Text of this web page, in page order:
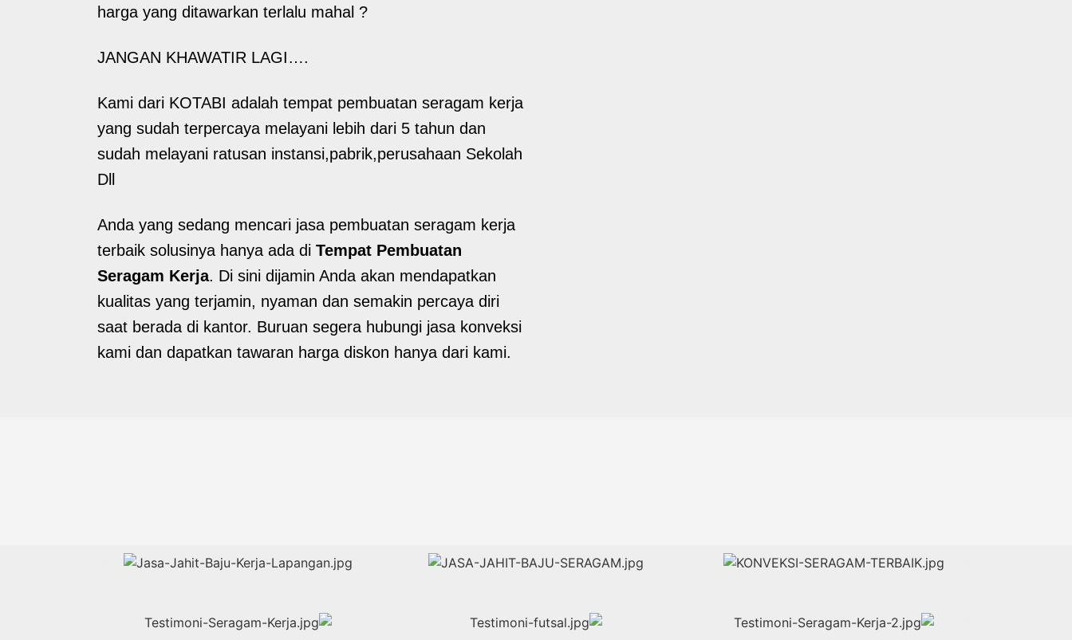
harga yang ditawarkan terlalu mahal ?
JANGAN KHAWATIR LAGI….
Kami dari KOTABI adalah tempat pembuatan seragam kerja
yang sudah terpercaya melayani lebih dari 5 tahun dan
sudah melayani ratusan instansi,pabrik,perusahaan Sekolah
Dll
Anda yang sedang mencari jasa pembuatan seragam kerja
terbaik solusinya hanya ada di Tempat Pembuatan
Seragam Kerja. Di sini dijamin Anda akan mendapatkan
kualitas yang terjamin, nyaman dan semakin percaya diri
saat berada di kantor. Buruan segera hubungi jasa konveksi
kami dan dapatkan tawaran harga diskon hanya dari kami.